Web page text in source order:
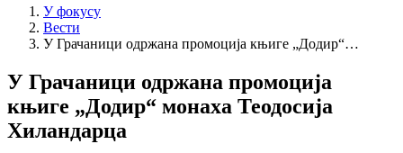
У фокусу
Вести
У Грачаници одржана промоција књиге „Додир“…
У Грачаници одржана промоција
књиге „Додир“ монаха Теодосија
Хиландарца